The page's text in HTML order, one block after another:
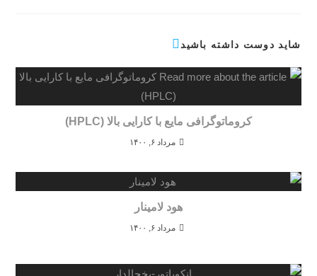
شاید دوست داشته باشید
کروماتوگرافی مایع با کارایی بالا (HPLC)
مرداد ۶, ۱۴۰۰
هود لامینار
مرداد ۶, ۱۴۰۰